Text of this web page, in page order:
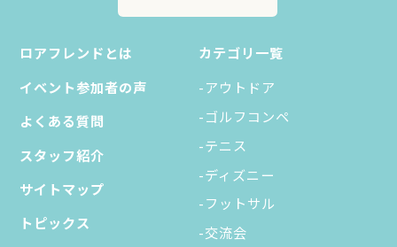
ロアフレンドとは
イベント参加者の声
よくある質問
スタッフ紹介
サイトマップ
トピックス
カテゴリ一覧
-アウトドア
-ゴルフコンペ
-テニス
-ディズニー
-フットサル
-交流会